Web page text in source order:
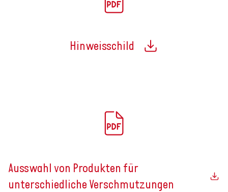
Hinweisschild
Ausswahl von Produkten für
unterschiedliche Verschmutzungen